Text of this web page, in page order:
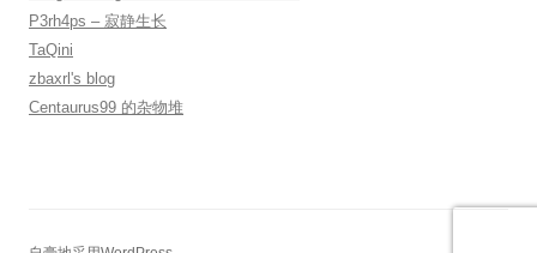
P3rh4ps – 寂静生长
TaQini
zbaxrl's blog
Centaurus99 的杂物堆